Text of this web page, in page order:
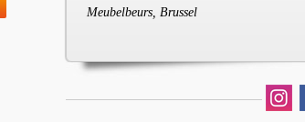
Meubelbeurs, Brussel